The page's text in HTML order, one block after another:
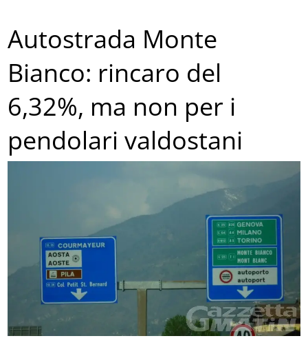
Autostrada Monte
Bianco: rincaro del
6,32%, ma non per i
pendolari valdostani